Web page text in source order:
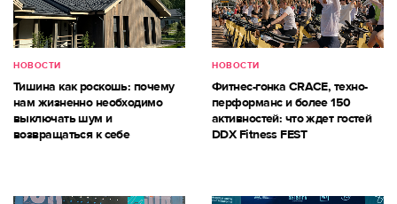
НОВОСТИ
Тишина как роскошь: почему
нам жизненно необходимо
выключать шум и
возвращаться к себе
НОВОСТИ
Фитнес-гонка CRACE, техно-
перформанс и более 150
активностей: что ждет гостей
DDX Fitness FEST